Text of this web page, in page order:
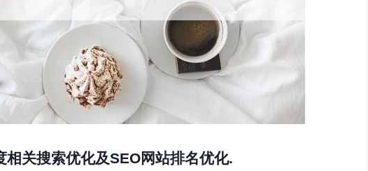
相关搜索优化及SEO网站排名优化.